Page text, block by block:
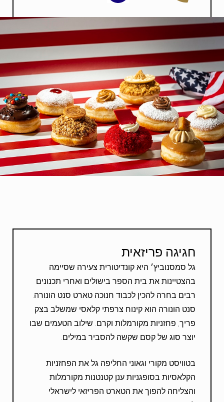
חגיגה פריזאית
גל סמסנוביץ׳ היא קונדיטורית צעירה שסיימה
בהצטיינות את בית הספר בישולים ואחרי תכנונים
רבים בחרה להכין לכבוד חנוכה טארט סנט הונורה.
סנט הונורה הוא קינוח צרפתי קלאסי שמשלב בצק
פריך, פחזניות מקורמלות וקרם. שילוב הטעמים שבו
יוצר סוג של קסם שקשה להסביר במילים.
בטוויסט מקורי וגאוני החליפה גל את הפחזניות
הקלאסיות בסופגניות ענן קטנטנות מקורמלות
והצליחה להפוך את הטארט הפריזאי לישראלי